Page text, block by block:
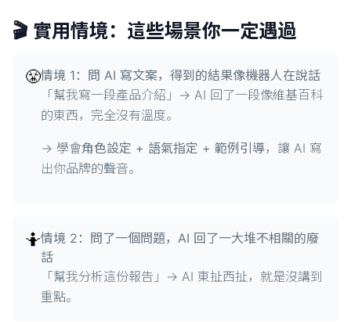
🎬 實用情境：這些場景你一定遇過
😤情境 1：問 AI 寫文案，得到的結果像機器人在說話
「幫我寫一段產品介紹」→ AI 回了一段像維基百科
的東西，完全沒有溫度。
→ 學會角色設定 + 語氣指定 + 範例引導，讓 AI 寫
出你品牌的聲音。
🤷情境 2：問了一個問題，AI 回了一大堆不相關的廢
話
「幫我分析這份報告」→ AI 東扯西扯，就是沒講到
重點。